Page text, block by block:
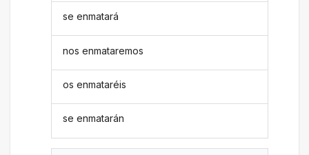
se enmatará
nos enmataremos
os enmataréis
se enmatarán